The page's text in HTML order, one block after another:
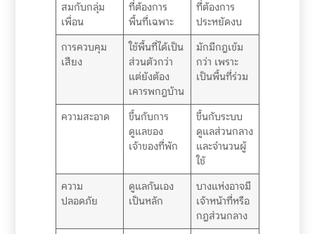
สมกับกลุ่ม
เพื่อน
ที่ต้องการ
พื้นที่เฉพาะ
ที่ต้องการ
ประหยัดงบ
การควบคุม
เสียง
ใช้พื้นที่ได้เป็น
ส่วนตัวกว่า
แต่ยังต้อง
เคารพกฎบ้าน
มักมีกฎเข้ม
กว่า เพราะ
เป็นพื้นที่ร่วม
ความสะอาด
ขึ้นกับการ
ดูแลของ
เจ้าของที่พัก
ขึ้นกับระบบ
ดูแลส่วนกลาง
และจำนวนผู้
ใช้
ความ
ปลอดภัย
ดูแลกันเอง
เป็นหลัก
บางแห่งอาจมี
เจ้าหน้าที่หรือ
กฎส่วนกลาง